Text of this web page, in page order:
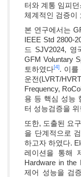
터와 계통 임피
체계적인 검증이
본 연구에서는
IEEE Std 2800-
드 SJV2024, 영
GFM Voluntary
토하였다[4]. 이를
운전(LVRT/
Frequency,
용 등 핵심 성능
터 성능검증을
또한, 도출된 요
을 단계적으로
하고자 하였다.
레이션을 통해
Hardware in the
제어 성능을 검